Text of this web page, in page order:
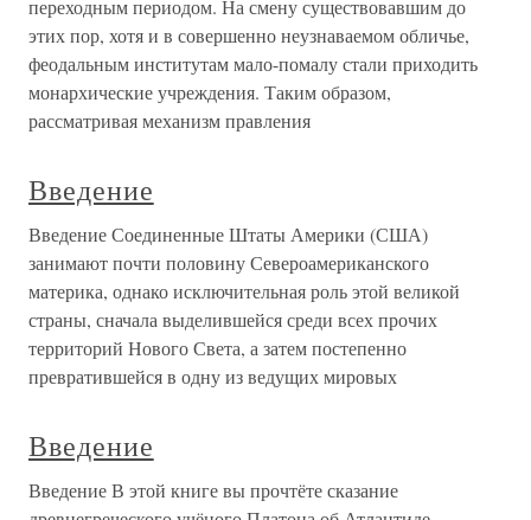
переходным периодом. На смену существовавшим до
этих пор, хотя и в совершенно неузнаваемом обличье,
феодальным институтам мало-помалу стали приходить
монархические учреждения. Таким образом,
рассматривая механизм правления
Введение
Введение Соединенные Штаты Америки (США)
занимают почти половину Североамериканского
материка, однако исключительная роль этой великой
страны, сначала выделившейся среди всех прочих
территорий Нового Света, а затем постепенно
превратившейся в одну из ведущих мировых
Введение
Введение В этой книге вы прочтёте сказание